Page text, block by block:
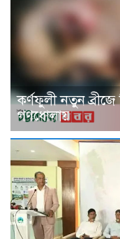
কর্ণফুলী নতুন
গণধোলায়